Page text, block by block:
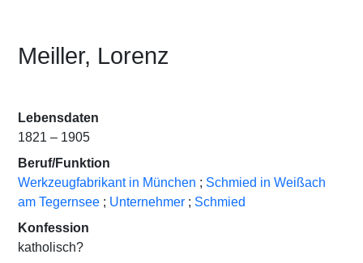
Meiller, Lorenz
Lebensdaten
1821 – 1905
Beruf/Funktion
Werkzeugfabrikant in München ; Schmied in Weißach
am Tegernsee ; Unternehmer ; Schmied
Konfession
katholisch?